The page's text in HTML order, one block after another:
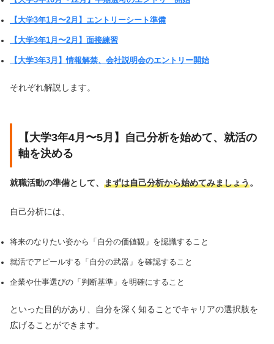
【大学3年1月〜2月】エントリーシート準備
【大学3年1月〜2月】面接練習
【大学3年3月】情報解禁、会社説明会のエントリー開始
それぞれ解説します。
【大学3年4月〜5月】自己分析を始めて、就活の
軸を決める
就職活動の準備として、 まずは自己分析から始めてみましょう。
自己分析には、
将来のなりたい姿から「自分の価値観」を認識すること
就活でアピールする「自分の武器」を確認すること
企業や仕事選びの「判断基準」を明確にすること
といった目的があり、自分を深く知ることでキャリアの選択肢を
広げることができます。